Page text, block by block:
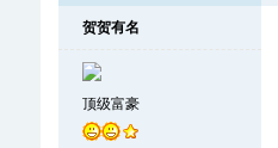
贺贺有名
顶级富豪